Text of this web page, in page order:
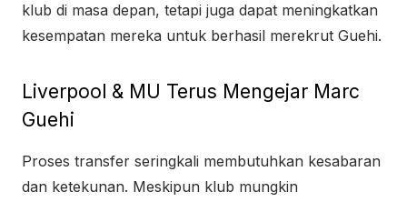
klub di masa depan, tetapi juga dapat meningkatkan
kesempatan mereka untuk berhasil merekrut Guehi.
Liverpool & MU Terus Mengejar Marc
Guehi
Proses transfer seringkali membutuhkan kesabaran
dan ketekunan. Meskipun klub mungkin